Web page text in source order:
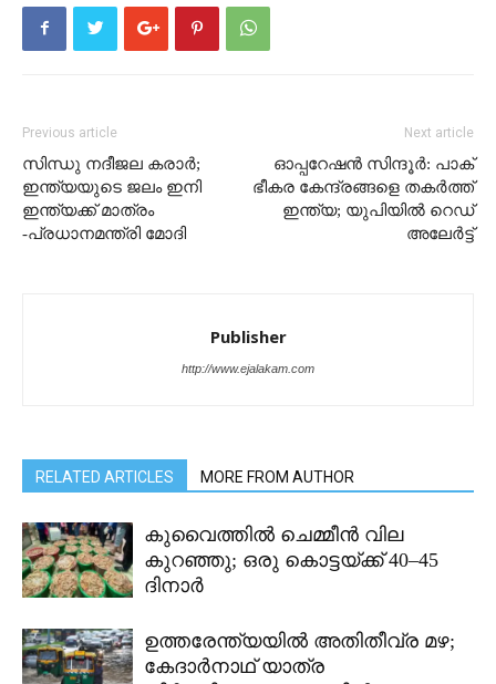
Previous article
സിന്ധു നദീജല കരാർ;
ഇന്ത്യയുടെ ജലം ഇനി
ഇന്ത്യക്ക് മാത്രം
-പ്രധാനമന്ത്രി മോദി
Next article
ഓപ്പറേഷൻ സിന്ദൂർ: പാക്
ഭീകര കേന്ദ്രങ്ങളെ തകർത്ത്
ഇന്ത്യ; യുപിയിൽ റെഡ്
അലേർട്ട്
Publisher
http://www.ejalakam.com
RELATED ARTICLES MORE FROM AUTHOR
കുവൈത്തിൽ ചെമ്മീൻ വില
കുറഞ്ഞു; ഒരു കൊട്ടയ്ക്ക് 40–45
ദിനാർ
ഉത്തരേന്ത്യയിൽ അതിതീവ്ര മഴ;
കേദാർനാഥ് യാത്ര